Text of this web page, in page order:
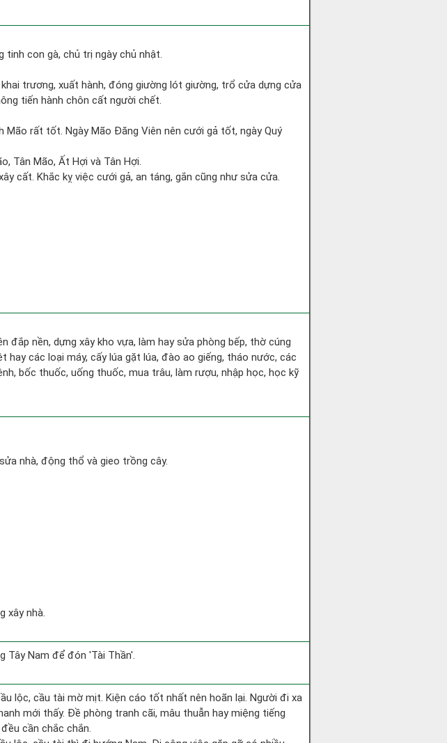
tinh con gà, chủ trị ngày chủ nhật.
trương, xuất hành, đóng giường lót giường, trổ cửa dựng cửa
tiến hành chôn cất người chết.
rất tốt. Ngày Mão Đăng Viên nên cưới gả tốt, ngày Quý
Tân Mão, Ất Hợi và Tân Hợi.
cất. Khắc kỵ việc cưới gả, an táng, gắn cũng như sửa cửa.
đắp nền, dựng xây kho vựa, làm hay sửa phòng bếp, thờ cúng
các loại máy, cấy lúa gặt lúa, đào ao giếng, tháo nước, các
bốc thuốc, uống thuốc, mua trâu, làm rượu, nhập học, học kỹ
nhà, động thổ và gieo trồng cây.
xây nhà.
Tây Nam để đón 'Tài Thần'.
lộc, cầu tài mờ mịt. Kiện cáo tốt nhất nên hoãn lại. Người đi xa
mới thấy. Đề phòng tranh cãi, mâu thuẫn hay miệng tiếng
cần chắc chắn.